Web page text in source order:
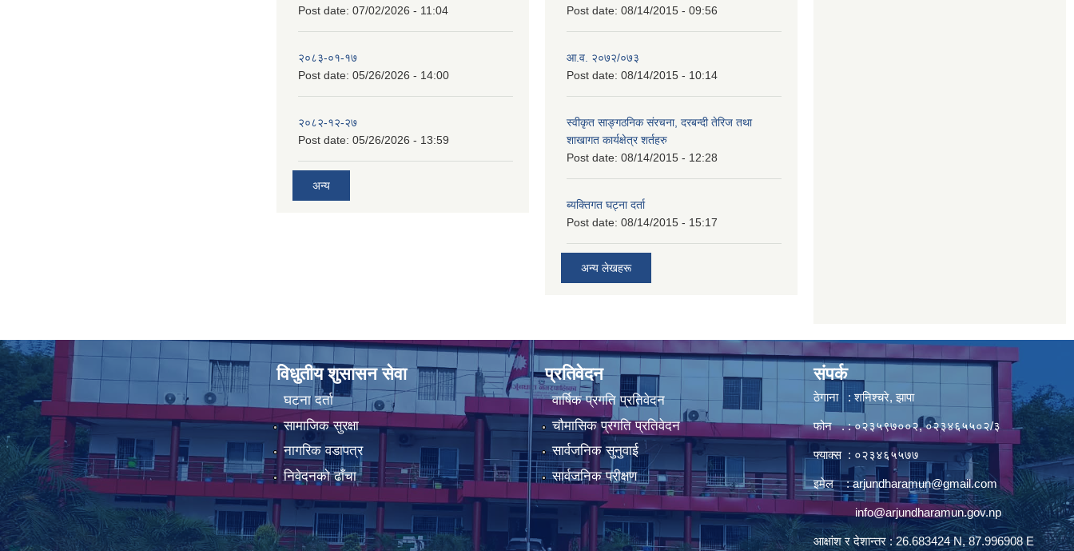
Post date: 07/02/2026 - 11:04
२०८३-०१-१७
Post date: 05/26/2026 - 14:00
२०८२-१२-२७
Post date: 05/26/2026 - 13:59
अन्य
Post date: 08/14/2015 - 09:56
आ.व. २०७२/०७३
Post date: 08/14/2015 - 10:14
स्वीकृत साङ्गठनिक संरचना, दरबन्दी तेरिज तथा
शाखागत कार्यक्षेत्र शर्तहरु
Post date: 08/14/2015 - 12:28
ब्यक्तिगत घट्ना दर्ता
Post date: 08/14/2015 - 15:17
अन्य लेखहरू
विधुतीय शुसासन सेवा
घटना दर्ता
सामाजिक सुरक्षा
नागरिक वडापत्र
निवेदनको ढाँचा
प्रतिवेदन
वार्षिक प्रगति प्रतिवेदन
चौमासिक प्रगति प्रतिवेदन
सार्वजनिक सुनुवाई
सार्वजनिक परीक्षण
संपर्क
ठेगाना : शनिश्चरे, झापा
फोन . : ०२३५९७००२, ०२३४६५५०२/३
फ्याक्स : ०२३४६५५७७
इमेल :arjundharamun@gmail.com
info@arjundharamun.gov.np
आक्षांश र देशान्तर : 26.683424 N, 87.996908 E